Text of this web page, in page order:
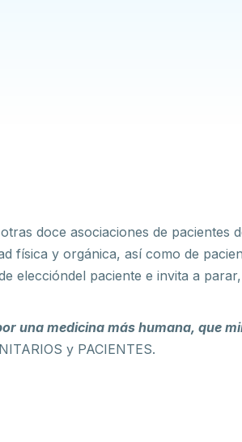
doce asociaciones de pacientes
física y orgánica, así como de
eleccióndel paciente e invita a
una medicina más humana, que
y PACIENTES.